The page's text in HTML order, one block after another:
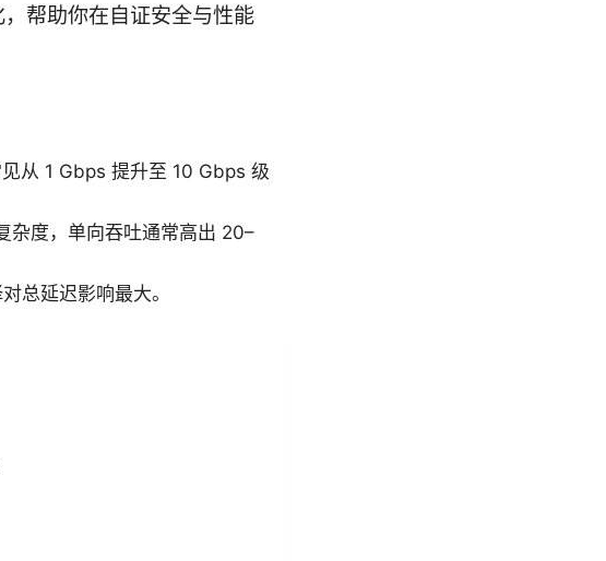
帮助你在自证安全与性能
从 1 Gbps 提升至 10 Gbps 级
杂度，单向吞吐通常高出 20–
总延迟影响最大。